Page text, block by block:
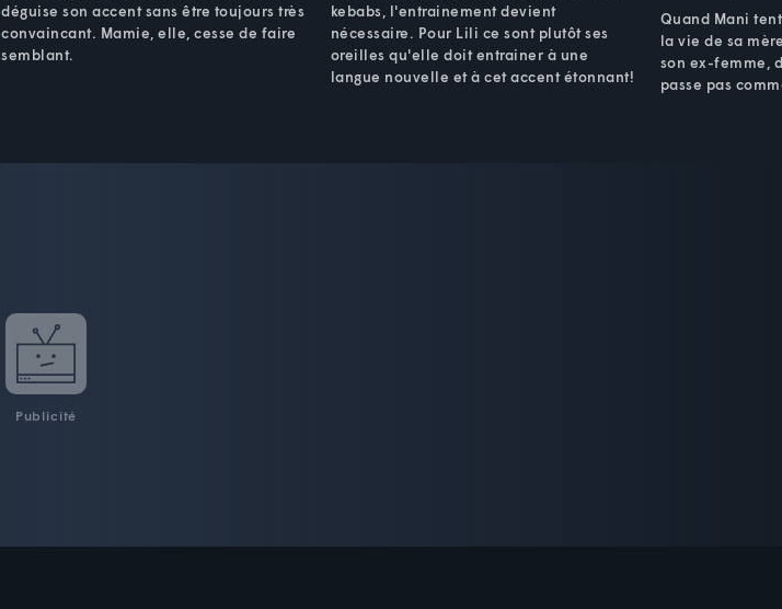
déguise son accent sans être toujours très
convaincant. Mamie, elle, cesse de faire
semblant.
kebabs, l'entrainement devient
nécessaire. Pour Lili ce sont plutôt ses
oreilles qu'elle doit entrainer à une
langue nouvelle et à cet accent étonnant!
Quand Mani
la vie de sa
son ex-femme,
passe pas
Publicité